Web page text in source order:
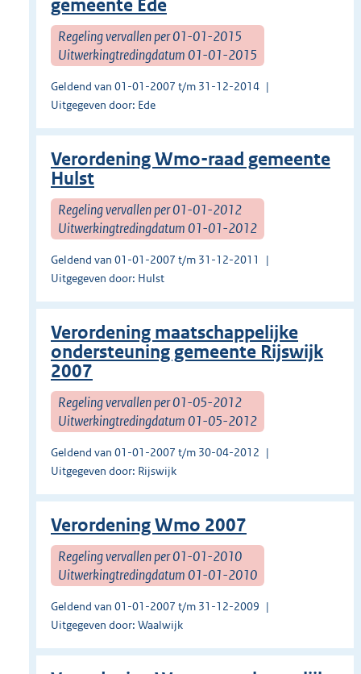
gemeente Ede
Regeling vervallen per 01-01-2015
Uitwerkingtredingdatum 01-01-2015
Geldend van 01-01-2007 t/m 31-12-2014
Uitgegeven door: Ede
Verordening Wmo-raad gemeente
Hulst
Regeling vervallen per 01-01-2012
Uitwerkingtredingdatum 01-01-2012
Geldend van 01-01-2007 t/m 31-12-2011
Uitgegeven door: Hulst
Verordening maatschappelijke
ondersteuning gemeente Rijswijk
2007
Regeling vervallen per 01-05-2012
Uitwerkingtredingdatum 01-05-2012
Geldend van 01-01-2007 t/m 30-04-2012
Uitgegeven door: Rijswijk
Verordening Wmo 2007
Regeling vervallen per 01-01-2010
Uitwerkingtredingdatum 01-01-2010
Geldend van 01-01-2007 t/m 31-12-2009
Uitgegeven door: Waalwijk